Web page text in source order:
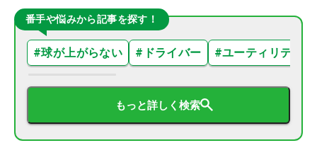
番手や悩みから記事を探す！
#球が上がらない # ドライバー #ユーティリティ
もっと詳しく検索